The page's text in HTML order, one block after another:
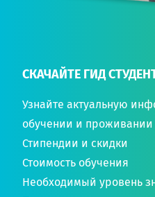
СКАЧАЙТЕ ГИД
Узнайте актуальную
обучении и
Стипендии и скидки
Стоимость обучения
Необходимый уровень